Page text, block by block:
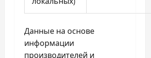
Данные на основе
информации
производителей и